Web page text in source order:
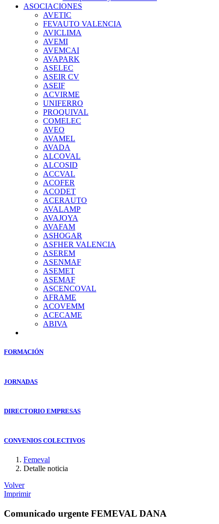
ASOCIACIONES
AVETIC
FEVAUTO VALENCIA
AVICLIMA
AVEMI
AVEMCAI
AVAPARK
ASELEC
ASEIR CV
ASEIF
ACVIRME
UNIFERRO
PROQUIVAL
COMELEC
AVEO
AVAMEL
AVADA
ALCOVAL
ALCOSID
ACCVAL
ACOFER
ACODET
ACERAUTO
AVALAMP
AVAJOYA
AVAFAM
ASHOGAR
ASFHER VALENCIA
ASEREM
ASENMAF
ASEMET
ASEMAF
ASCENCOVAL
AFRAME
ACOVEMM
ACECAME
ABIVA
FORMACIÓN
JORNADAS
DIRECTORIO EMPRESAS
CONVENIOS COLECTIVOS
Femeval
Detalle noticia
Volver
Imprimir
Comunicado urgente FEMEVAL DANA